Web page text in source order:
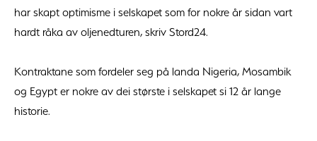
har skapt optimisme i selskapet som for nokre år sidan vart
hardt råka av oljenedturen, skriv Stord24.
Kontraktane som fordeler seg på landa Nigeria, Mosambik
og Egypt er nokre av dei største i selskapet si 12 år lange
historie.